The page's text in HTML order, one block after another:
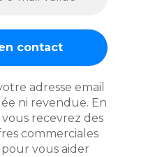
adresse email
ni revendue. En
recevrez des
commerciales
vous aider